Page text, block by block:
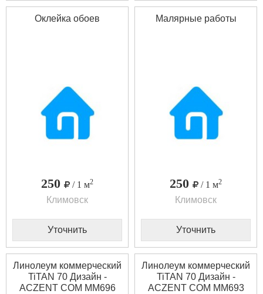
Оклейка обоев
250 / 1 м2
Климовск
Уточнить
Малярные работы
250 / 1 м2
Климовск
Уточнить
Линолеум коммерческий
TiTAN 70 Дизайн -
ACZENT COM MM696
Линолеум коммерческий
TiTAN 70 Дизайн -
ACZENT COM MM693